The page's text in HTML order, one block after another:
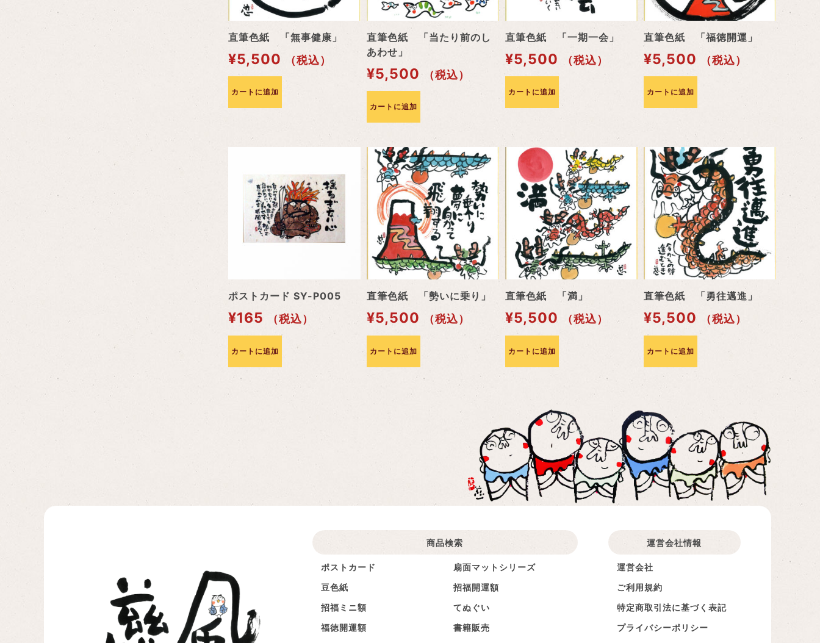
直筆色紙 「無事健康」
¥5,500 （税込）
カートに追加
直筆色紙 「当たり前のし
あわせ」
¥5,500 （税込）
カートに追加
直筆色紙 「一期一会」
¥5,500 （税込）
カートに追加
直筆色紙 「福徳開運」
¥5,500 （税込）
カートに追加
ポストカード SY-P005
¥165 （税込）
カートに追加
直筆色紙 「勢いに乗り」
¥5,500 （税込）
カートに追加
直筆色紙 「満」
¥5,500 （税込）
カートに追加
直筆色紙 「勇往邁進」
¥5,500 （税込）
カートに追加
商品検索
ポストカード
豆色紙
招福ミニ額
福徳開運額
扇面マットシリーズ
招福開運額
てぬぐい
書籍販売
運営会社情報​
運営会社
ご利用規約
特定商取引法に基づく表記
プライバシーポリシー